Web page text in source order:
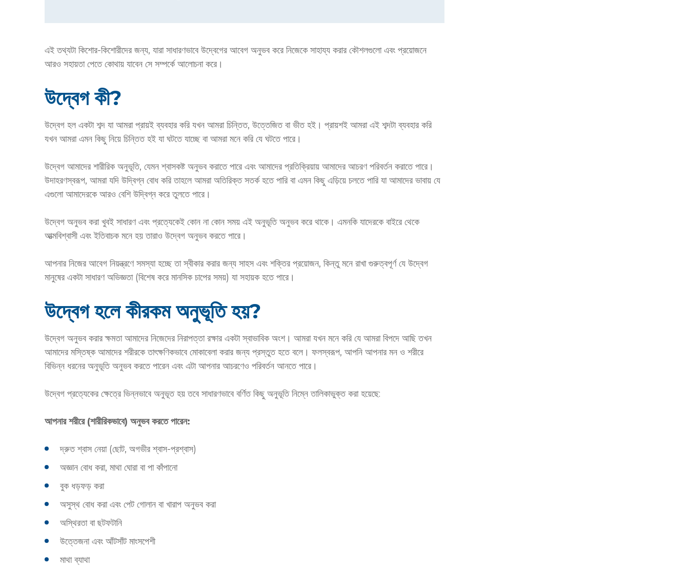
এই তথ্যটা কিশোর-কিশোরীদের জন্য, যারা সাধারণভাবে উদ্বেগের আবেগ অনুভব করে নিজেকে সাহায্য করার কৌশলগুলো এবং প্রয়োজনে
আরও সহায়তা পেতে কোথায় যাবেন সে সম্পর্কে আলোচনা করে।
উদ্বেগ কী?
উদ্বেগ হল একটা শব্দ যা আমরা প্রায়ই ব্যবহার করি যখন আমরা চিন্তিত, উত্তেজিত বা ভীত হই। প্রায়শই আমরা এই শব্দটা ব্যবহার করি
যখন আমরা এমন কিছু নিয়ে চিন্তিত হই যা ঘটতে যাচ্ছে বা আমরা মনে করি যে ঘটতে পারে।
উদ্বেগ আমাদের শারীরিক অনুভূতি, যেমন শ্বাসকষ্ট অনুভব করাতে পারে এবং আমাদের প্রতিক্রিয়ায় আমাদের আচরণ পরিবর্তন করাতে পারে।
উদাহরণস্বরূপ, আমরা যদি উদ্বিগ্ন বোধ করি তাহলে আমরা অতিরিক্ত সতর্ক হতে পারি বা এমন কিছু এড়িয়ে চলতে পারি যা আমাদের ভাবায় যে
এগুলো আমাদেরকে আরও বেশি উদ্বিগ্ন করে তুলতে পারে।
উদ্বেগ অনুভব করা খুবই সাধারণ এবং প্রত্যেকেই কোন না কোন সময় এই অনুভূতি অনুভব করে থাকে। এমনকি যাদেরকে বাইরে থেকে
আত্মবিশ্বাসী এবং ইতিবাচক মনে হয় তারাও উদ্বেগ অনুভব করতে পারে।
আপনার নিজের আবেগ নিয়ন্ত্রণে সমস্যা হচ্ছে তা স্বীকার করার জন্য সাহস এবং শক্তির প্রয়োজন, কিন্তু মনে রাখা গুরুত্বপূর্ণ যে উদ্বেগ
মানুষের একটা সাধারণ অভিজ্ঞতা (বিশেষ করে মানসিক চাপের সময়) যা সহায়ক হতে পারে।
উদ্বেগ হলে কীরকম অনুভূতি হয়?
উদ্বেগ অনুভব করার ক্ষমতা আমাদের নিজেদের নিরাপত্তা রক্ষার একটা স্বাভাবিক অংশ। আমরা যখন মনে করি যে আমরা বিপদে আছি তখন
আমাদের মস্তিষ্ক আমাদের শরীরকে তাৎক্ষণিকভাবে মোকাবেলা করার জন্য প্রস্তুত হতে বলে। ফলস্বরূপ, আপনি আপনার মন ও শরীরে
বিভিন্ন ধরনের অনুভূতি অনুভব করতে পারেন এবং এটা আপনার আচরণেও পরিবর্তন আনতে পারে।
উদ্বেগ প্রত্যেকের ক্ষেত্রে ভিন্নভাবে অনুভূত হয় তবে সাধারণভাবে বর্ণিত কিছু অনুভূতি নিম্নে তালিকাভুক্ত করা হয়েছে:
আপনার শরীরে (শারীরিকভাবে) অনুভব করতে পারেন:
দ্রুত শ্বাস নেয়া (ছোট, অগভীর শ্বাস-প্রশ্বাস)
অজ্ঞান বোধ করা, মাথা ঘোরা বা পা কাঁপানো
বুক ধড়ফড় করা
অসুস্থ বোধ করা এবং পেট গোলান বা খারাপ অনুভব করা
অস্থিরতা বা ছটফটানি
উত্তেজনা এবং আঁটসাঁট মাংসপেশী
মাথা ব্যাথা